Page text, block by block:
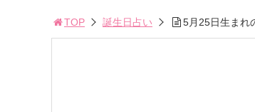
TOP 誕生日占い 5月25日生まれ